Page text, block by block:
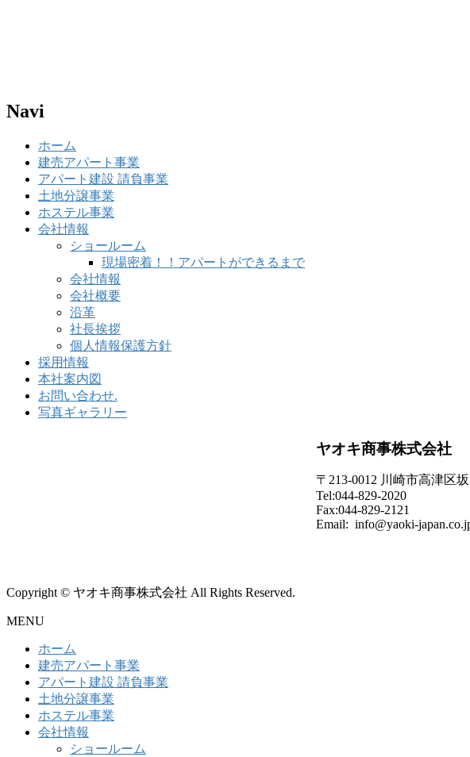
Navi
ホーム
建売アパート事業
アパート建設 請負事業
土地分譲事業
ホステル事業
会社情報
ショールーム
現場密着！！アパートができるまで
会社情報
会社概要
沿革
社長挨拶
個人情報保護方針
採用情報
本社案内図
お問い合わせ.
写真ギャラリー
ヤオキ商事株式会社
〒213-0012 川崎市高津区
Tel:044-829-2020
Fax:044-829-2121
Email: info@yaoki-
Copyright © ヤオキ商事株式会社 All Rights Reserved.
MENU
ホーム
建売アパート事業
アパート建設 請負事業
土地分譲事業
ホステル事業
会社情報
ショールーム